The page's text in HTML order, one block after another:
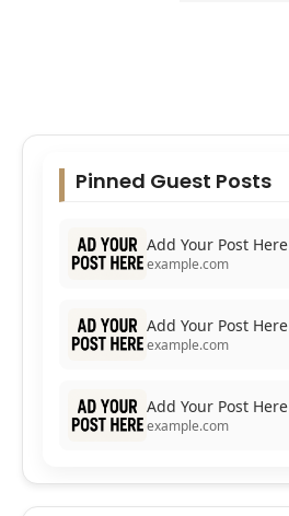
Pinned Guest Posts
Add Your Post Here
example.com
Add Your Post Here
example.com
Add Your Post Here
example.com